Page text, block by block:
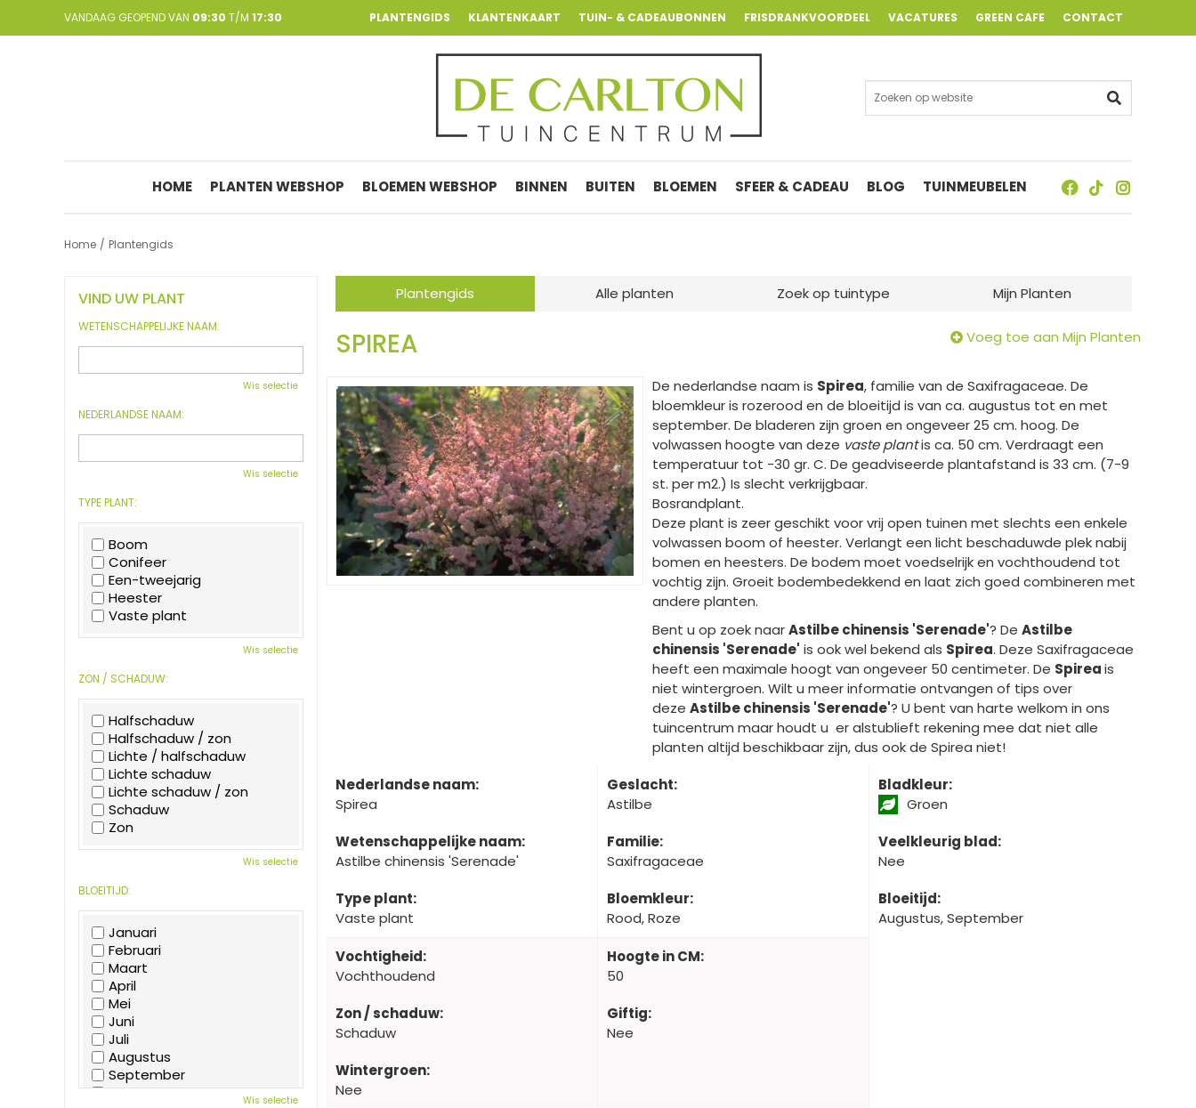
Home Plantengids
VANDAAG GEOPEND VAN 09:30 T/M 17:30 PLANTENGIDS KLANTENKAART TUIN- & CADEAUBONNEN FRISDRANKVOORDEEL VACATURES GREEN CAFE CONTACT
HOME PLANTEN WEBSHOP BLOEMEN WEBSHOP BINNEN BUITEN BLOEMEN SFEER & CADEAU BLOG TUINMEUBELEN
Plantengids Alle planten Zoek op tuintype Mijn Planten
SPIREA Voeg toe aan Mijn Planten
De nederlandse naam is Spirea, familie van de Saxifragaceae. De
bloemkleur is rozerood en de bloeitijd is van ca. augustus tot en met
september. De bladeren zijn groen en ongeveer 25 cm. hoog. De
volwassen hoogte van deze vaste plantis ca. 50 cm. Verdraagt een
temperatuur tot -30 gr. C. De geadviseerde plantafstand is 33 cm. (7-9
st. per m2.) Is slecht verkrijgbaar.
Bosrandplant.
Deze plant is zeer geschikt voor vrij open tuinen met slechts een enkele
volwassen boom of heester. Verlangt een licht beschaduwde plek nabij
bomen en heesters. De bodem moet voedselrijk en vochthoudend tot
vochtig zijn. Groeit bodembedekkend en laat zich goed combineren met
andere planten.
Bent u op zoek naarAstilbe chinensis 'Serenade'? De Astilbe
chinensis 'Serenade' is ook wel bekend als Spirea. Deze Saxifragaceae
heeft een maximale hoogt van ongeveer 50 centimeter. De Spireais
niet wintergroen. Wilt u meer informatie ontvangen of tips over
deze Astilbe chinensis 'Serenade'? U bent van harte welkom in ons
tuincentrum maar houdt u er alstublieft rekening mee dat niet alle
planten altijd beschikbaar zijn, dus ook de Spirea niet!
Nederlandse naam:
Spirea
Wetenschappelijke naam:
Astilbe chinensis 'Serenade'
Type plant:
Vaste plant
Geslacht:
Astilbe
Familie:
Saxifragaceae
Bloemkleur:
Rood, Roze
Bladkleur:
Groen
Veelkleurig blad:
Nee
Bloeitijd:
Augustus, September
Vochtigheid:
Vochthoudend
Zon / schaduw:
Schaduw
Wintergroen:
Nee
Hoogte in CM:
50
Giftig:
Nee
VIND UW PLANT
WETENSCHAPPELIJKE NAAM:
Wis selectie
NEDERLANDSE NAAM:
Wis selectie
TYPE PLANT:
Boom
Conifeer
Een-tweejarig
Heester
Vaste plant
Wis selectie
ZON / SCHADUW:
Halfschaduw
Halfschaduw / zon
Lichte / halfschaduw
Lichte schaduw
Lichte schaduw / zon
Schaduw
Zon
Wis selectie
BLOEITIJD:
Januari
Februari
Maart
April
Mei
Juni
Juli
Augustus
September
Oktober
Wis selectie